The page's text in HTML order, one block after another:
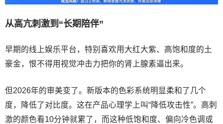
从高亢刺激到“长期陪伴”
早期的线上娱乐平台，特别喜欢用大红大紫、高饱和度的土
豪金，恨不得用视觉冲击力把你的肾上腺素逼出来。
但2026年的审美变了。新版本的色彩系统明显柔和了几个
度，降低了对比度。这在产品心理学上叫“降低攻击性”。高刺
激的颜色看10分钟就累了，而这种低饱和度、偏向冷色调或